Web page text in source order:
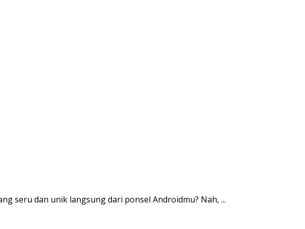
seru dan unik langsung dari ponsel Androidmu? Nah, ...